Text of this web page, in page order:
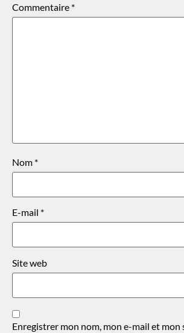
Commentaire *
Nom *
E-mail *
Site web
Enregistrer mon nom, mon e-mail et mon